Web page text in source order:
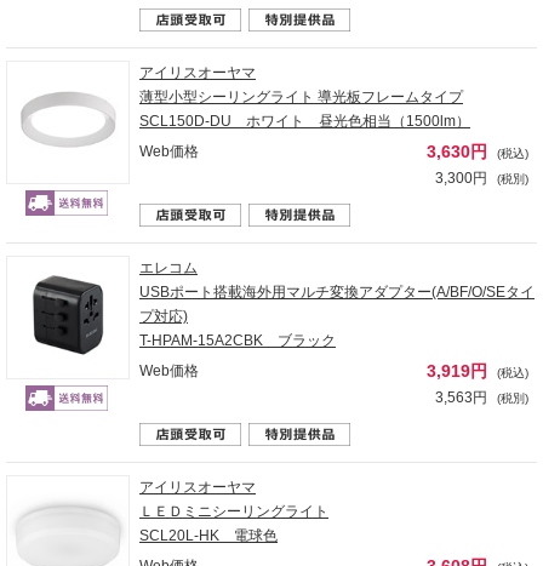
アイリスオーヤマ
薄型小型シーリングライト 導光板フレームタイプ
SCL150D-DU ホワイト 昼光色相当（1500lm）
Web価格
3,630円 (税込)
3,300円 (税別)
エレコム
USBポート搭載海外用マルチ変換アダプター(A/BF/O/SEタイ
プ対応)
T-HPAM-15A2CBK ブラック
Web価格
3,919円 (税込)
3,563円 (税別)
アイリスオーヤマ
ＬＥＤミニシーリングライト
SCL20L-HK 電球色